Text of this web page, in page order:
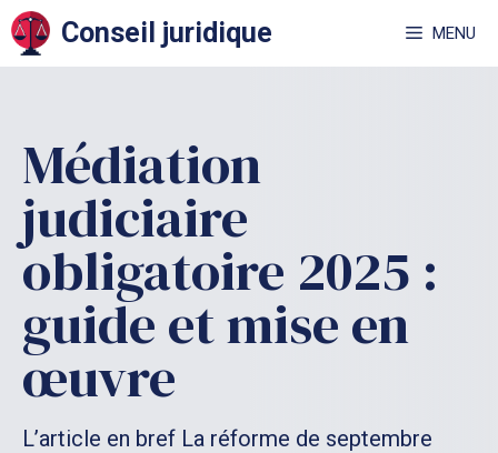
Aller
au
Conseil juridique MENU
Médiation
judiciaire
obligatoire 2025 :
guide et mise en
œuvre
L’article en bref La réforme de septembre